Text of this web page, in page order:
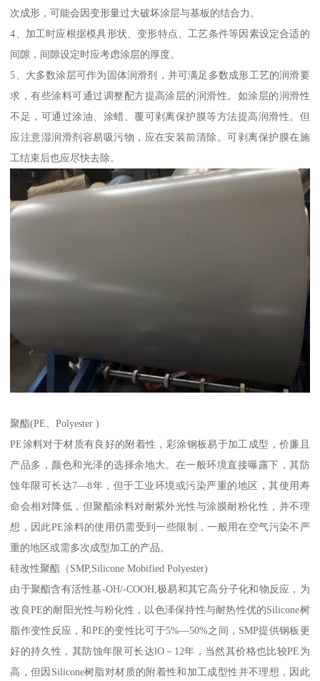
次成形，可能会因变形量过大破坏涂层与基板的结合力。
4、加工时应根据模具形状、变形特点、工艺条件等因素设定合适的
间隙，间隙设定时应考虑涂层的厚度。
5、大多数涂层可作为固体润滑剂，并可满足多数成形工艺的润滑要
求，有些涂料可通过调整配方提高涂层的润滑性。如涂层的润滑性
不足，可通过涂油、涂蜡、覆可剥离保护膜等方法提高润滑性。但
应注意湿润滑剂容易吸污物，应在安装前清除。可剥离保护膜在施
工结束后也应尽快去除。
聚酯(PE、Polyester )
PE涂料对于材质有良好的附着性，彩涂钢板易于加工成型，价廉且
产品多，颜色和光泽的选择余地大。在一般环境直接曝露下，其防
蚀年限可长达7—8年，但于工业环境或污染严重的地区，其使用寿
命会相对降低，但聚酯涂料对耐紫外光性与涂膜耐粉化性，并不理
想，因此PE涂料的使用仍需受到一些限制，一般用在空气污染不严
重的地区或需多次成型加工的产品。
硅改性聚酯（SMP,Silicone Mobified Polyester)
由于聚酯含有活性基-OH/-COOH,极易和其它高分子化和物反应，为
改良PE的耐阳光性与粉化性，以色泽保持性与耐热性优的Silicone树
脂作变性反应，和PE的变性比可于5%—50%之间，SMP提供钢板更
好的持久性，其防蚀年限可长达lO－12年，当然其价格也比较PE为
高，但因Silicone树脂对材质的附着性和加工成型性并不理想，因此